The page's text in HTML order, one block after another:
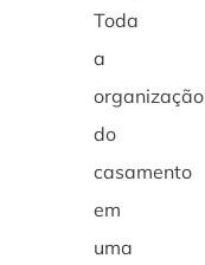
Toda
a
organização
do
casamento
em
uma